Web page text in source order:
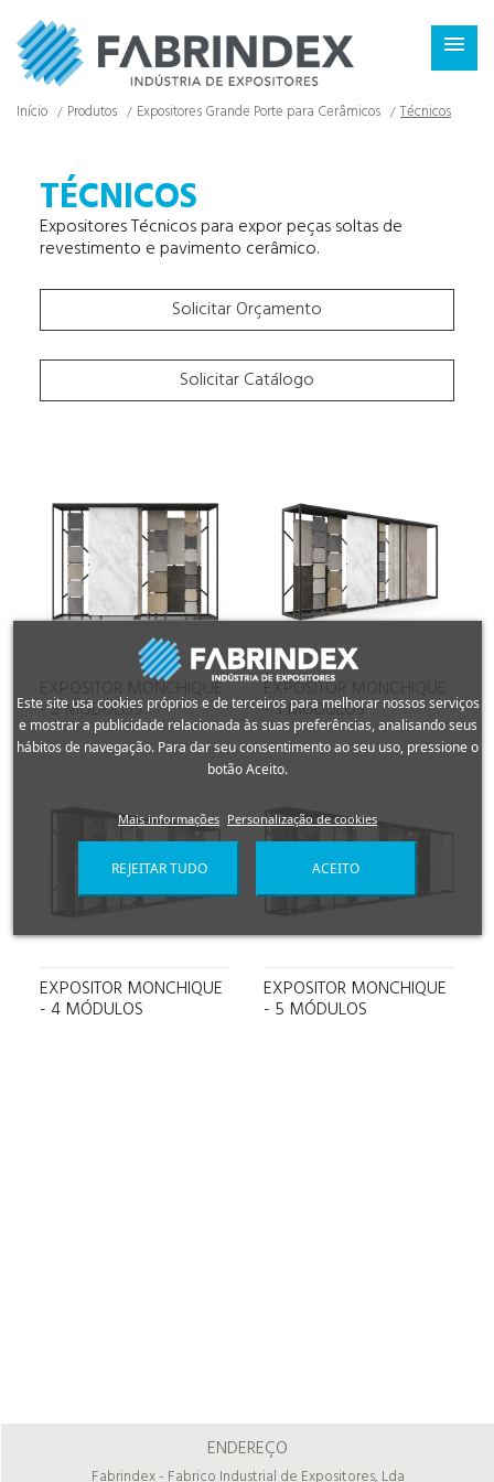

×
Início Produtos Expositores Grande Porte para Cerâmicos Técnicos
TÉCNICOS
Expositores Técnicos para expor peças soltas de
revestimento e pavimento cerâmico.
Solicitar Orçamento
Solicitar Catálogo
EXPOSITOR MONCHIQUE
- 2 MÓDULOS
EXPOSITOR MONCHIQUE
- 3 MÓDULOS
EXPOSITOR MONCHIQUE
- 4 MÓDULOS
EXPOSITOR MONCHIQUE
- 5 MÓDULOS
ENDEREÇO
Fabrindex - Fabrico Industrial de Expositores, Lda
Este site usa cookies próprios e de terceiros para melhorar nossos serviços
e mostrar a publicidade relacionada às suas preferências, analisando seus
hábitos de navegação. Para dar seu consentimento ao seu uso, pressione o
botão Aceito.
Mais informações Personalização de cookies
REJEITAR TUDO ACEITO